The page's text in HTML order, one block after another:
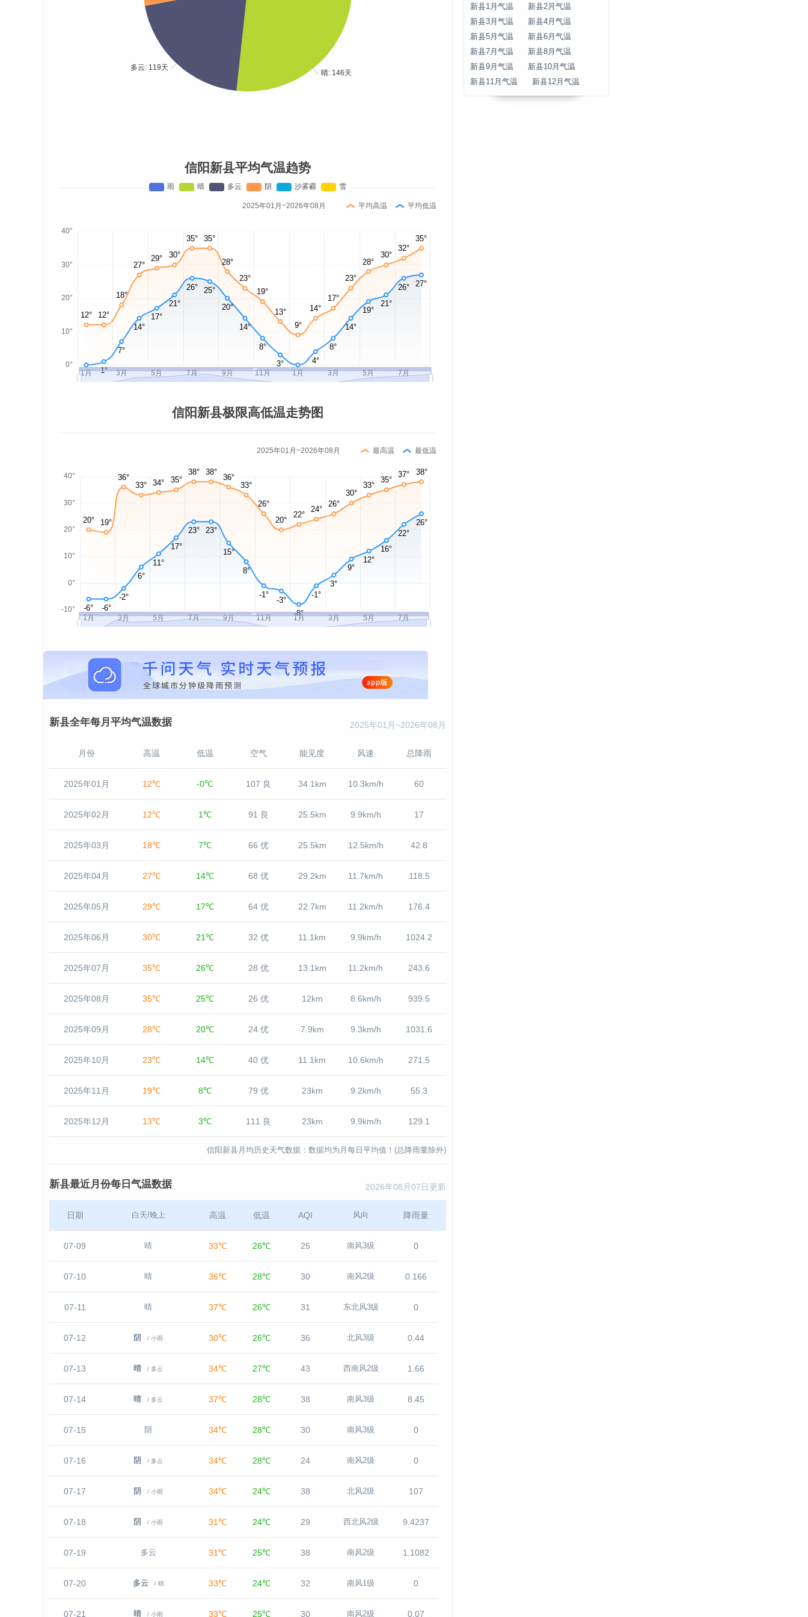
信阳新县平均气温趋势
2025年01月~2026年08月 平均高温 平均低温
信阳新县极限高低温走势图
2025年01月~2026年08月 最高温 最低温
2025年01月~2026年08月
新县全年每月平均气温数据
月份 高温 低温 空气 能见度 风速 总降雨
2025年01月 12℃ -0℃ 107 良 34.1km 10.3km/h 60
2025年02月 12℃ 1℃ 91 良 25.5km 9.9km/h 17
2025年03月 18℃ 7℃ 66 优 25.5km 12.5km/h 42.8
2025年04月 27℃ 14℃ 68 优 29.2km 11.7km/h 118.5
2025年05月 29℃ 17℃ 64 优 22.7km 11.2km/h 176.4
2025年06月 30℃ 21℃ 32 优 11.1km 9.9km/h 1024.2
2025年07月 35℃ 26℃ 28 优 13.1km 11.2km/h 243.6
2025年08月 35℃ 25℃ 26 优 12km 8.6km/h 939.5
2025年09月 28℃ 20℃ 24 优 7.9km 9.3km/h 1031.6
2025年10月 23℃ 14℃ 40 优 11.1km 10.6km/h 271.5
2025年11月 19℃ 8℃ 79 优 23km 9.2km/h 55.3
2025年12月 13℃ 3℃ 111 良 23km 9.9km/h 129.1
信阳新县月均历史天气数据：数据均为月每日平均值！(总降雨量除外)
2026年08月07日更新
新县最近月份每日气温数据
日期 白天/晚上 高温 低温 AQI 风向 降雨量
07-09 晴 33℃ 26℃ 25 南风3级 0
07-10 晴 36℃ 28℃ 30 南风2级 0.166
07-11 晴 37℃ 26℃ 31 东北风3级 0
07-12 阴 / 小雨 30℃ 26℃ 36 北风3级 0.44
07-13 晴 / 多云 34℃ 27℃ 43 西南风2级 1.66
07-14 晴 / 多云 37℃ 28℃ 38 南风3级 8.45
07-15 阴 34℃ 28℃ 30 南风3级 0
07-16 阴 / 多云 34℃ 28℃ 24 南风2级 0
07-17 阴 / 小雨 34℃ 24℃ 38 北风2级 107
07-18 阴 / 小雨 31℃ 24℃ 29 西北风2级 9.4237
07-19 多云 31℃ 25℃ 38 南风2级 1.1082
07-20 多云 / 晴 33℃ 24℃ 32 南风1级 0
07-21 晴 / 小雨 33℃ 25℃ 30 南风2级 0.07
新县1月气温
新县2月气温
新县3月气温
新县4月气温
新县5月气温
新县6月气温
新县7月气温
新县8月气温
新县9月气温
新县10月气温
新县11月气温
新县12月气温